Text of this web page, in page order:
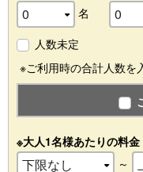
名
人数未定
※ご利用時の合計人数を
※大人1名様あたりの料金
～